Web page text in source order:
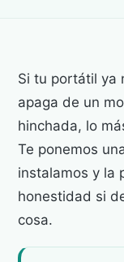
Si tu portátil ya
apaga de un
hinchada, lo
Te ponemos
instalamos y la
honestidad si
cosa.